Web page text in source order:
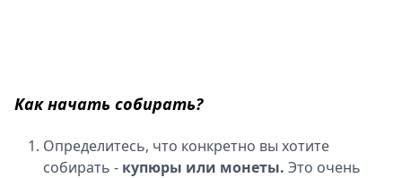
Как начать собирать?
Определитесь, что конкретно вы хотите
собирать - купюры или монеты. Это очень